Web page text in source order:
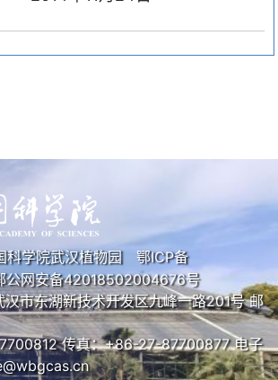
科学院武汉植物园 鄂ICP备
网安备42018502004676号
汉市东湖新技术开发区九峰一路201号 邮
传真：+86-27-87700877 电子